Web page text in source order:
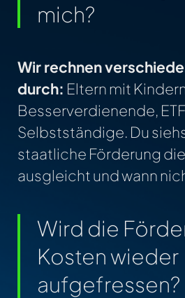
mich?
Wir rechnen
durch: Eltern mit
Besserverdienende,
Selbstständige. Du
staatliche Förderung
ausgleicht und wann
Wird die
Kosten wieder
aufgefressen?